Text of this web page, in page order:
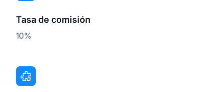
Tasa de comisión
10%